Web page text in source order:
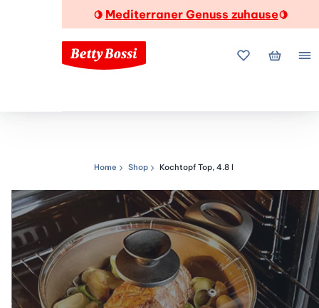
🍋 Mediterraner Genuss zuhause🍋
MeineMein
Navigationspfad
Home Shop Kochtopf Top, 4.8 l